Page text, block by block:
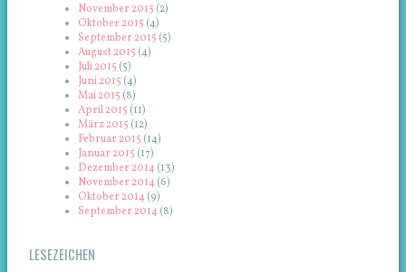
November 2015 (2)
Oktober 2015 (4)
September 2015 (5)
August 2015 (4)
Juli 2015 (5)
Juni 2015 (4)
Mai 2015 (8)
April 2015 (11)
März 2015 (12)
Februar 2015 (14)
Januar 2015 (17)
Dezember 2014(13)
November 2014(6)
Oktober 2014(9)
September 2014(8)
LESEZEICHEN